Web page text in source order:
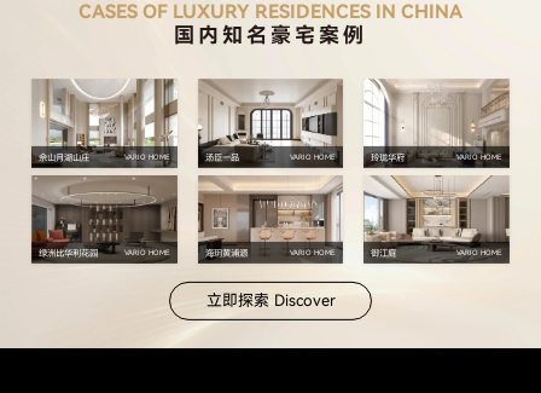
CASES OF LUXURY RESIDENCES IN CHINA
国内知名豪宅案例
佘山月湖山庄 VARIO HOME 汤臣一品 VARIO HOME 玲珑华府 VARIO HOME
绿洲比华利花园 VARIO HOME 海玥黄浦源 VARIO HOME 御江庭 VARIO HOME
立即探索 Discover